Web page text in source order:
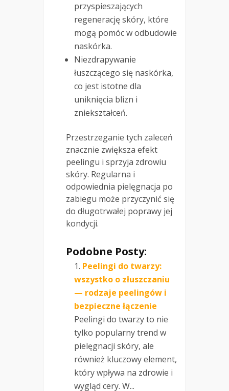
przyspieszających
regenerację skóry, które
mogą pomóc w odbudowie
naskórka.
Niezdrapywanie
łuszczącego się naskórka,
co jest istotne dla
uniknięcia blizn i
zniekształceń.
Przestrzeganie tych zaleceń
znacznie zwiększa efekt
peelingu i sprzyja zdrowiu
skóry. Regularna i
odpowiednia pielęgnacja po
zabiegu może przyczynić się
do długotrwałej poprawy jej
kondycji.
Podobne Posty:
Peelingi do twarzy:
wszystko o złuszczaniu
— rodzaje peelingów i
bezpieczne łączenie
Peelingi do twarzy to nie
tylko popularny trend w
pielęgnacji skóry, ale
również kluczowy element,
który wpływa na zdrowie i
wygląd cery. W...